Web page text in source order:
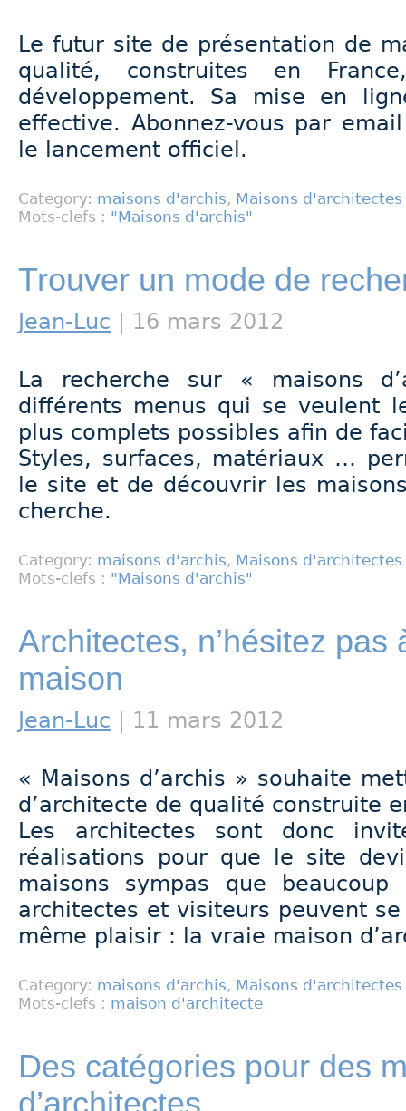
Le futur site de présentation de
qualité, construites en
développement. Sa mise en
effective. Abonnez-vous par
le lancement officiel.
Category: maisons d'archis, Maisons d'architectes
Mots-clefs : "Maisons d'archis"
Trouver un mode de
Jean-Luc | 16 mars 2012
La recherche sur « maisons
différents menus qui se veulent
plus complets possibles afin de
Styles, surfaces, matériaux …
le site et de découvrir les
cherche.
Category: maisons d'archis, Maisons d'architectes
Mots-clefs : "Maisons d'archis"
Architectes, n’hésitez pas
maison
Jean-Luc | 11 mars 2012
« Maisons d’archis » souhaite
d’architecte de qualité construite
Les architectes sont donc
réalisations pour que le site
maisons sympas que
architectes et visiteurs peuvent
même plaisir : la vraie maison
Category: maisons d'archis, Maisons d'architectes
Mots-clefs : maison d'architecte
Des catégories pour des
d’architectes